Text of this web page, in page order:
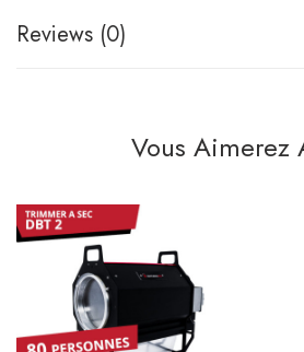
Reviews (0)
Vous Aimerez